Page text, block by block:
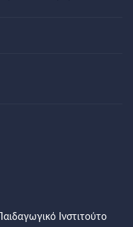
Παιδαγωγικό Ινστιτούτο